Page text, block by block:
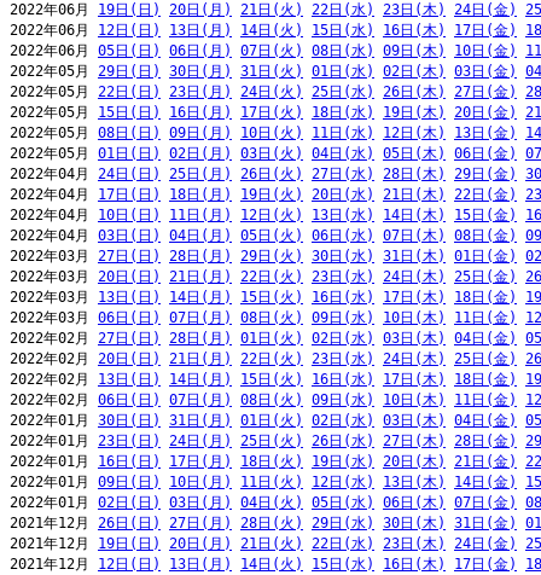
2022年06月 19日(日) 20日(月) 21日(火) 22日(水) 23日(木) 24日(金)
2022年06月 12日(日) 13日(月) 14日(火) 15日(水) 16日(木) 17日(金)
2022年06月 05日(日) 06日(月) 07日(火) 08日(水) 09日(木) 10日(金)
2022年05月 29日(日) 30日(月) 31日(火) 01日(水) 02日(木) 03日(金)
2022年05月 22日(日) 23日(月) 24日(火) 25日(水) 26日(木) 27日(金)
2022年05月 15日(日) 16日(月) 17日(火) 18日(水) 19日(木) 20日(金)
2022年05月 08日(日) 09日(月) 10日(火) 11日(水) 12日(木) 13日(金)
2022年05月 01日(日) 02日(月) 03日(火) 04日(水) 05日(木) 06日(金)
2022年04月 24日(日) 25日(月) 26日(火) 27日(水) 28日(木) 29日(金)
2022年04月 17日(日) 18日(月) 19日(火) 20日(水) 21日(木) 22日(金)
2022年04月 10日(日) 11日(月) 12日(火) 13日(水) 14日(木) 15日(金)
2022年04月 03日(日) 04日(月) 05日(火) 06日(水) 07日(木) 08日(金)
2022年03月 27日(日) 28日(月) 29日(火) 30日(水) 31日(木) 01日(金)
2022年03月 20日(日) 21日(月) 22日(火) 23日(水) 24日(木) 25日(金)
2022年03月 13日(日) 14日(月) 15日(火) 16日(水) 17日(木) 18日(金)
2022年03月 06日(日) 07日(月) 08日(火) 09日(水) 10日(木) 11日(金)
2022年02月 27日(日) 28日(月) 01日(火) 02日(水) 03日(木) 04日(金)
2022年02月 20日(日) 21日(月) 22日(火) 23日(水) 24日(木) 25日(金)
2022年02月 13日(日) 14日(月) 15日(火) 16日(水) 17日(木) 18日(金)
2022年02月 06日(日) 07日(月) 08日(火) 09日(水) 10日(木) 11日(金)
2022年01月 30日(日) 31日(月) 01日(火) 02日(水) 03日(木) 04日(金)
2022年01月 23日(日) 24日(月) 25日(火) 26日(水) 27日(木) 28日(金)
2022年01月 16日(日) 17日(月) 18日(火) 19日(水) 20日(木) 21日(金)
2022年01月 09日(日) 10日(月) 11日(火) 12日(水) 13日(木) 14日(金)
2022年01月 02日(日) 03日(月) 04日(火) 05日(水) 06日(木) 07日(金)
2021年12月 26日(日) 27日(月) 28日(火) 29日(水) 30日(木) 31日(金)
2021年12月 19日(日) 20日(月) 21日(火) 22日(水) 23日(木) 24日(金)
2021年12月 12日(日) 13日(月) 14日(火) 15日(水) 16日(木) 17日(金)